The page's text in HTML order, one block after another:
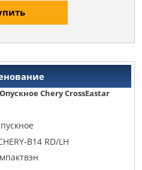
Chery CrossEastar
B14 RD/LH